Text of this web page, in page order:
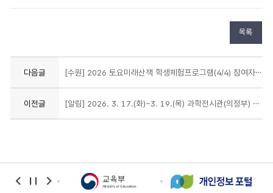
목록
다음글 [수원] 2026 토요미래산책 학생체험프로그램(4/4) 참여자 선정 결과 안내
이전글 [알림] 2026. 3. 17.(화)~3. 19.(목) 과학전시관(의정부) 임시휴관 안내
bannerbannerbanner